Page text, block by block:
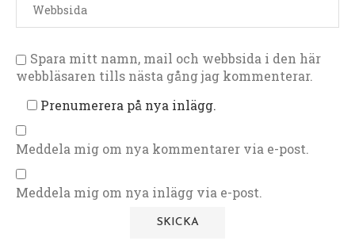
Spara mitt namn, mail och webbsida i den här
webbläsaren tills nästa gång jag kommenterar.
Prenumerera på nya inlägg.
Meddela mig om nya kommentarer via e-post.
Meddela mig om nya inlägg via e-post.